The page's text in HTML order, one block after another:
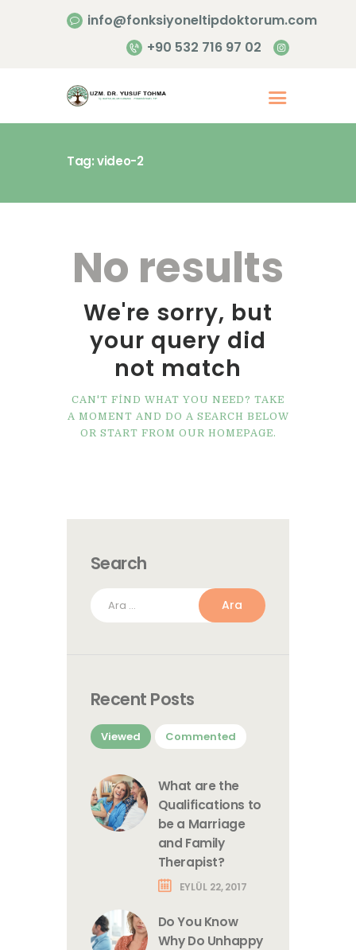
info@fonksiyoneltipdoktorum.com
+90 532 716 97 02
Tag: video-2
İletişim
No results
We're sorry, but
your query did
not match
CAN'T FIND WHAT YOU NEED? TAKE
A MOMENT AND DO A SEARCH BELOW
OR START FROM OUR HOMEPAGE.
Search
Arama:
Recent Posts
Viewed Commented
What are the
Qualifications to
be a Marriage
and Family
Therapist?
EYLÜL 22, 2017
Do You Know
Why Do Unhappy